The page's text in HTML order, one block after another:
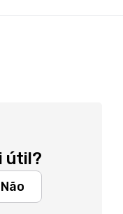
útil?
Não